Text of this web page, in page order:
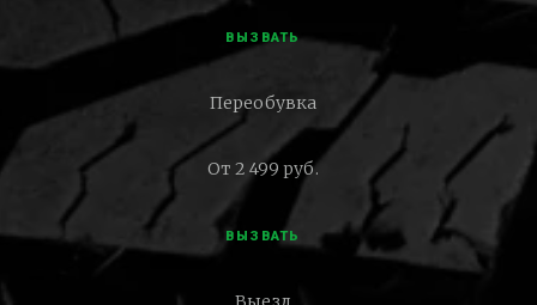
ВЫЗВАТЬ
Переобувка
От 2 499 руб.
ВЫЗВАТЬ